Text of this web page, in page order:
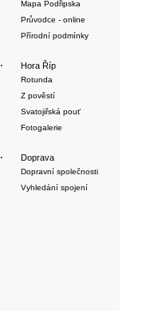
Mapa Podřipska
Průvodce - online
Přírodní podmínky
· Hora Říp
Rotunda
Z pověstí
Svatojiřská pouť
Fotogalerie
· Doprava
Dopravní společnosti
Vyhledání spojení